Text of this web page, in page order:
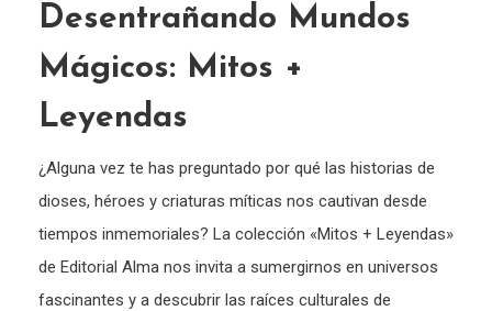
Desentrañando Mundos
Mágicos: Mitos +
Leyendas
¿Alguna vez te has preguntado por qué las historias de
dioses, héroes y criaturas míticas nos cautivan desde
tiempos inmemoriales? La colección «Mitos + Leyendas»
de Editorial Alma nos invita a sumergirnos en universos
fascinantes y a descubrir las raíces culturales de